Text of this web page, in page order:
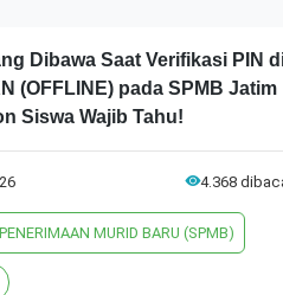
Dibawa Saat Verifikasi PIN
(OFFLINE) pada SPMB Jatim
Siswa Wajib Tahu!
4.368
MURID BARU (SPMB)